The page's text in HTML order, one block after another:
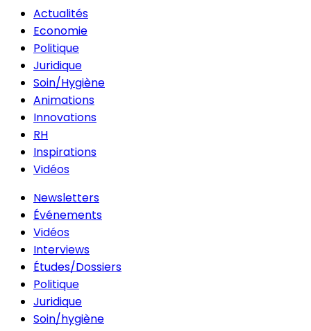
Actualités
Economie
Politique
Juridique
Soin/Hygiène
Animations
Innovations
RH
Inspirations
Vidéos
Newsletters
Événements
Vidéos
Interviews
Études/Dossiers
Politique
Juridique
Soin/hygiène